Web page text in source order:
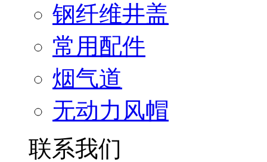
钢纤维井盖
常用配件
烟气道
无动力风帽
联系我们